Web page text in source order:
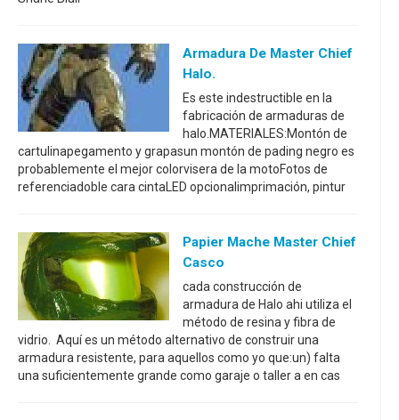
Armadura De Master Chief
Halo.
Es este indestructible en la
fabricación de armaduras de
halo.MATERIALES:Montón de
cartulinapegamento y grapasun montón de pading negro es
probablemente el mejor colorvisera de la motoFotos de
referenciadoble cara cintaLED opcionalimprimación, pintur
Papier Mache Master Chief
Casco
cada construcción de
armadura de Halo ahi utiliza el
método de resina y fibra de
vidrio. Aquí es un método alternativo de construir una
armadura resistente, para aquellos como yo que:un) falta
una suficientemente grande como garaje o taller a en cas